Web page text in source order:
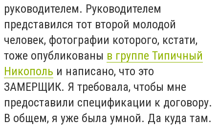
руководителем. Руководителем
представился тот второй молодой
человек, фотографии которого, кстати,
тоже опубликованы в группе Типичный
Никополь и написано, что это
ЗАМЕРЩИК. Я требовала, чтобы мне
предоставили спецификации к договору.
В общем, я уже была умной. Да куда там.